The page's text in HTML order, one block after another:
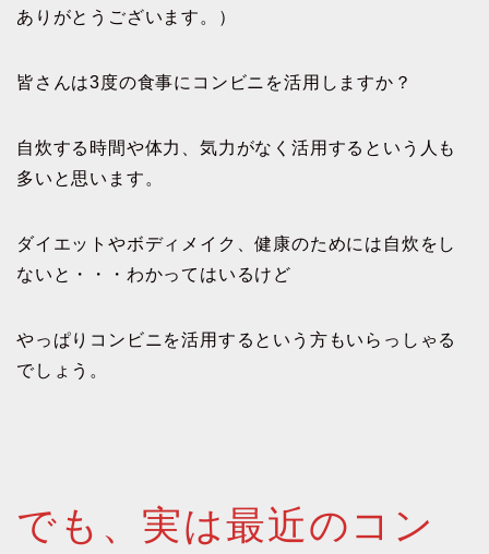
ありがとうございます。）
皆さんは3度の食事にコンビニを活用しますか？
自炊する時間や体力、気力がなく活用するという人も
多いと思います。
ダイエットやボディメイク、健康のためには自炊をし
ないと・・・わかってはいるけど
やっぱりコンビニを活用するという方もいらっしゃる
でしょう。
でも、実は最近のコン